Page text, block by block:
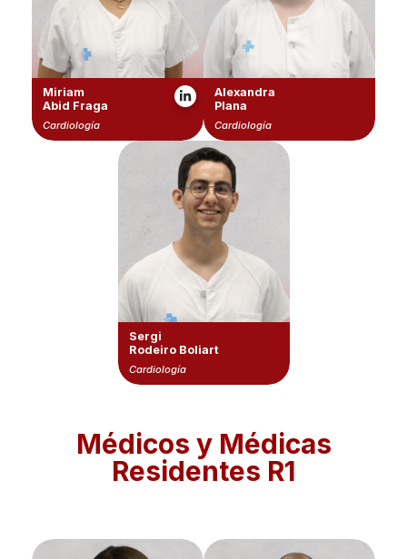
Miriam
Abid Fraga
Cardiología
Alexandra
Plana
Cardiología
Sergi
Rodeiro Boliart
Cardiología
Médicos y Médicas
Residentes R1